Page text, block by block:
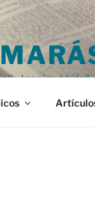
Inspired Life"